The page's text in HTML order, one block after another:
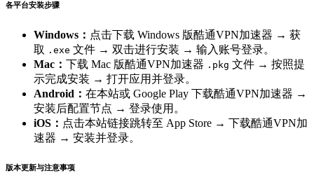
各平台安装步骤
Windows： 点击下载 Windows 版酷通VPN加速器 → 获
取 .exe 文件 → 双击进行安装 → 输入账号登录。
Mac： 下载 Mac 版酷通VPN加速器 .pkg 文件 → 按照提
示完成安装 → 打开应用并登录。
Android： 在本站或 Google Play 下载酷通VPN加速器 →
安装后配置节点 → 登录使用。
iOS： 点击本站链接跳转至 App Store → 下载酷通VPN加
速器 → 安装并登录。
版本更新与注意事项